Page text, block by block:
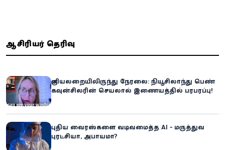
ஆசிரியர் தெரிவு
குளியலறையிலிருந்து நேரலை: நியூசிலாந்து பெண்
கவுன்சிலரின் செயலால் இணையத்தில் பரபரப்பு!
புதிய வைரஸ்களை வடிவமைத்த AI - மருத்துவ
புரட்சியா, அபாயமா?